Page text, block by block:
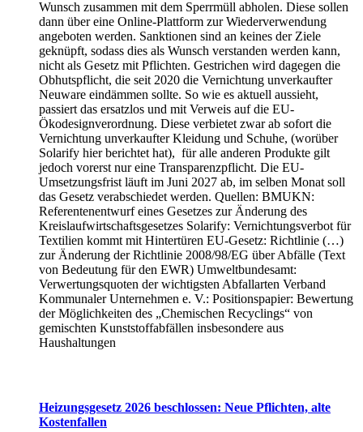
Wunsch zusammen mit dem Sperrmüll abholen. Diese sollen
dann über eine Online-Plattform zur Wiederverwendung
angeboten werden. Sanktionen sind an keines der Ziele
geknüpft, sodass dies als Wunsch verstanden werden kann,
nicht als Gesetz mit Pflichten. Gestrichen wird dagegen die
Obhutspflicht, die seit 2020 die Vernichtung unverkaufter
Neuware eindämmen sollte. So wie es aktuell aussieht,
passiert das ersatzlos und mit Verweis auf die EU-
Ökodesignverordnung. Diese verbietet zwar ab sofort die
Vernichtung unverkaufter Kleidung und Schuhe, (worüber
Solarify hier berichtet hat), für alle anderen Produkte gilt
jedoch vorerst nur eine Transparenzpflicht. Die EU-
Umsetzungsfrist läuft im Juni 2027 ab, im selben Monat soll
das Gesetz verabschiedet werden. Quellen: BMUKN:
Referentenentwurf eines Gesetzes zur Änderung des
Kreislaufwirtschaftsgesetzes Solarify: Vernichtungsverbot für
Textilien kommt mit Hintertüren EU-Gesetz: Richtlinie (…)
zur Änderung der Richtlinie 2008/98/EG über Abfälle (Text
von Bedeutung für den EWR) Umweltbundesamt:
Verwertungsquoten der wichtigsten Abfallarten Verband
Kommunaler Unternehmen e. V.: Positionspapier: Bewertung
der Möglichkeiten des „Chemischen Recyclings“ von
gemischten Kunststoffabfällen insbesondere aus
Haushaltungen
Heizungsgesetz 2026 beschlossen: Neue Pflichten, alte
Kostenfallen